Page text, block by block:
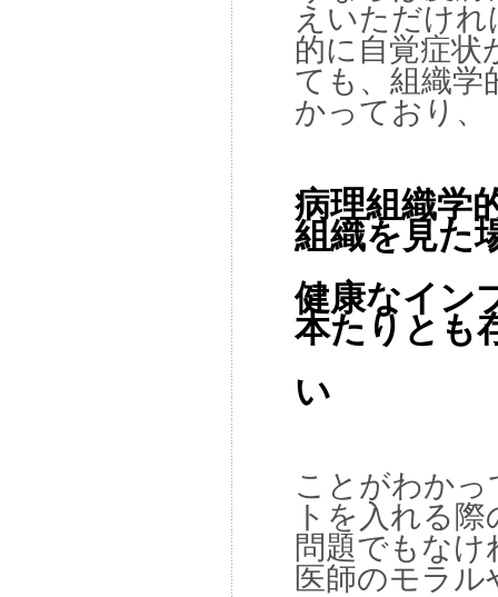
えいただけ
的に自覚症状
ても、組織学
かっており、
病理組織学
組織を見た
健康なイン
本たりとも
い
ことがわか
トを入れる
問題でもな
医師のモラ